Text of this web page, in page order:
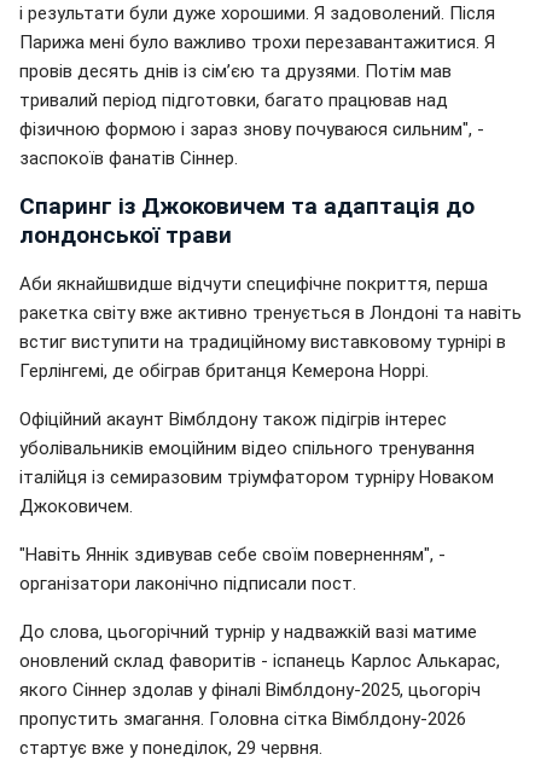
і результати були дуже хорошими. Я задоволений. Після
Парижа мені було важливо трохи перезавантажитися. Я
провів десять днів із сім’єю та друзями. Потім мав
тривалий період підготовки, багато працював над
фізичною формою і зараз знову почуваюся сильним", -
заспокоїв фанатів Сіннер.
Спаринг із Джоковичем та адаптація до
лондонської трави
Аби якнайшвидше відчути специфічне покриття, перша
ракетка світу вже активно тренується в Лондоні та навіть
встиг виступити на традиційному виставковому турнірі в
Герлінгемі, де обіграв британця Кемерона Норрі.
Офіційний акаунт Вімблдону також підігрів інтерес
уболівальників емоційним відео спільного тренування
італійця із семиразовим тріумфатором турніру Новаком
Джоковичем.
"Навіть Яннік здивував себе своїм поверненням", -
організатори лаконічно підписали пост.
До слова, цьогорічний турнір у надважкій вазі матиме
оновлений склад фаворитів - іспанець Карлос Алькарас,
якого Сіннер здолав у фіналі Вімблдону-2025, цьогоріч
пропустить змагання. Головна сітка Вімблдону-2026
стартує вже у понеділок, 29 червня.